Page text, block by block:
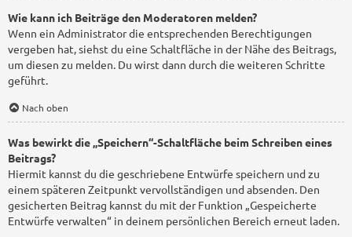
Wie kann ich Beiträge den Moderatoren melden?
Wenn ein Administrator die entsprechenden Berechtigungen
vergeben hat, siehst du eine Schaltfläche in der Nähe des Beitrags,
um diesen zu melden. Du wirst dann durch die weiteren Schritte
geführt.
Nach oben
Was bewirkt die „Speichern“-Schaltfläche beim Schreiben eines
Beitrags?
Hiermit kannst du die geschriebene Entwürfe speichern und zu
einem späteren Zeitpunkt vervollständigen und absenden. Den
gesicherten Beitrag kannst du mit der Funktion „Gespeicherte
Entwürfe verwalten“ in deinem persönlichen Bereich erneut laden.